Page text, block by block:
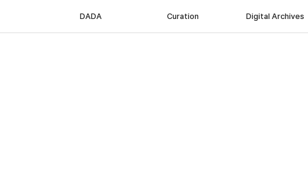
DADA Curation Digital Archives